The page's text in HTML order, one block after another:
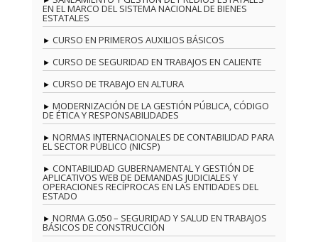
EN EL MARCO DEL SISTEMA NACIONAL DE BIENES
ESTATALES
CURSO EN PRIMEROS AUXILIOS BÁSICOS
CURSO DE SEGURIDAD EN TRABAJOS EN CALIENTE
CURSO DE TRABAJO EN ALTURA
MODERNIZACIÓN DE LA GESTIÓN PÚBLICA, CÓDIGO
DE ÉTICA Y RESPONSABILIDADES
NORMAS INTERNACIONALES DE CONTABILIDAD PARA
EL SECTOR PÚBLICO (NICSP)
CONTABILIDAD GUBERNAMENTAL Y GESTIÓN DE
APLICATIVOS WEB DE DEMANDAS JUDICIALES Y
OPERACIONES RECÍPROCAS EN LAS ENTIDADES DEL
ESTADO
NORMA G.050 – SEGURIDAD Y SALUD EN TRABAJOS
BÁSICOS DE CONSTRUCCIÓN